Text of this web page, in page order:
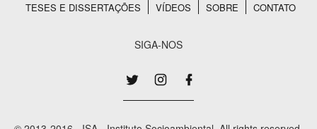
TESES E DISSERTAÇÕES
VÍDEOS SOBRE CONTATO
SIGA-NOS